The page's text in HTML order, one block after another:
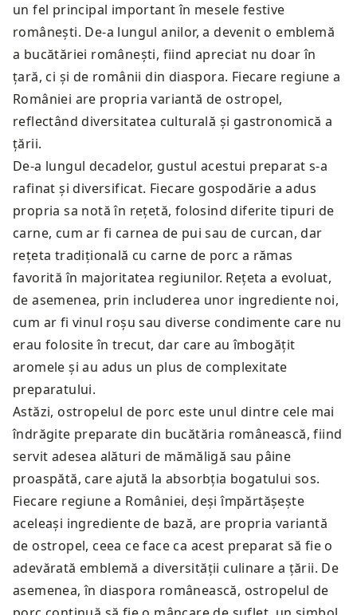
un fel principal important în mesele festive
românești. De-a lungul anilor, a devenit o emblemă
a bucătăriei românești, fiind apreciat nu doar în
țară, ci și de românii din diaspora. Fiecare regiune a
României are propria variantă de ostropel,
reflectând diversitatea culturală și gastronomică a
țării.
De-a lungul decadelor, gustul acestui preparat s-a
rafinat și diversificat. Fiecare gospodărie a adus
propria sa notă în rețetă, folosind diferite tipuri de
carne, cum ar fi carnea de pui sau de curcan, dar
rețeta tradițională cu carne de porc a rămas
favorită în majoritatea regiunilor. Rețeta a evoluat,
de asemenea, prin includerea unor ingrediente noi,
cum ar fi vinul roșu sau diverse condimente care nu
erau folosite în trecut, dar care au îmbogățit
aromele și au adus un plus de complexitate
preparatului.
Astăzi, ostropelul de porc este unul dintre cele mai
îndrăgite preparate din bucătăria românească, fiind
servit adesea alături de mămăligă sau pâine
proaspătă, care ajută la absorbția bogatului sos.
Fiecare regiune a României, deși împărtășește
aceleași ingrediente de bază, are propria variantă
de ostropel, ceea ce face ca acest preparat să fie o
adevărată emblemă a diversității culinare a țării. De
asemenea, în diaspora românească, ostropelul de